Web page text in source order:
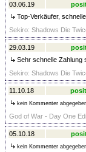
03.06.19
Top-Verkäufer,
Sekiro: Shadows Die
29.03.19
Sehr schnelle Zahlung
Sekiro: Shadows Die
11.10.18
kein Kommenter
God of War - Day One
05.10.18
kein Kommenter